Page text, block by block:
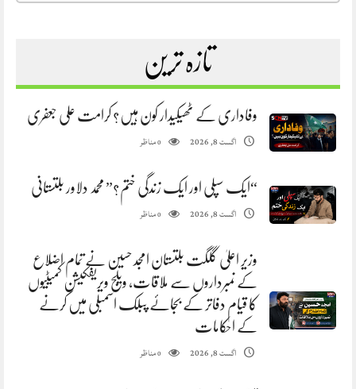
تازہ ترین
وفاداری کے ٹھیکیدار کون ہیں؟ کرامت علی جعفری
اگست 8, 2026 0مناظر
“ایک سپلی اور ایک زندگی ختم؟” محمد دلاور بلتستانی
اگست 8, 2026 0مناظر
وزیر اعلیٰ گلگت بلتستان امجد حسین نے تمام اضلاع
کے نمبرداروں سے ملاقات، ویلج ویریفکیشن کمیٹیوں
کا قیام دفاتر کے بجائے پبلک اسمبلی میں کرنے
کے احکامات
اگست 8, 2026 0مناظر